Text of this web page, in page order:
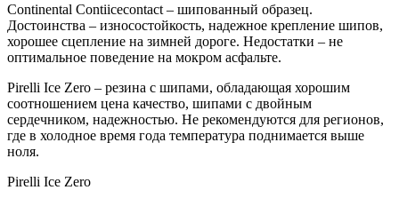
Continental Contiicecontact – шипованный образец.
Достоинства – износостойкость, надежное крепление шипов,
хорошее сцепление на зимней дороге. Недостатки – не
оптимальное поведение на мокром асфальте.
Pirelli Ice Zero – резина с шипами, обладающая хорошим
соотношением цена качество, шипами с двойным
сердечником, надежностью. Не рекомендуются для регионов,
где в холодное время года температура поднимается выше
ноля.
Pirelli Ice Zero